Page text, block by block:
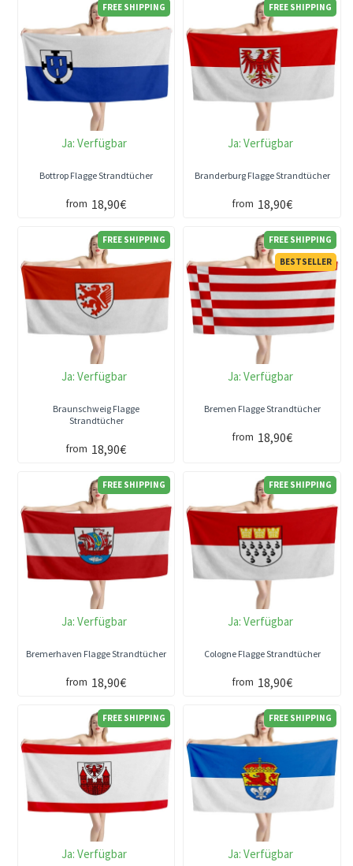
FREE SHIPPING
Ja: Verfügbar
Bottrop Flagge Strandtücher
from 18,90€
FREE SHIPPING
Ja: Verfügbar
Branderburg Flagge Strandtücher
from 18,90€
FREE SHIPPING
Ja: Verfügbar
Braunschweig Flagge
Strandtücher
from 18,90€
FREE SHIPPING
BESTSELLER
Ja: Verfügbar
Bremen Flagge Strandtücher
from 18,90€
FREE SHIPPING
Ja: Verfügbar
Bremerhaven Flagge Strandtücher
from 18,90€
FREE SHIPPING
Ja: Verfügbar
Cologne Flagge Strandtücher
from 18,90€
FREE SHIPPING
Ja: Verfügbar
FREE SHIPPING
Ja: Verfügbar